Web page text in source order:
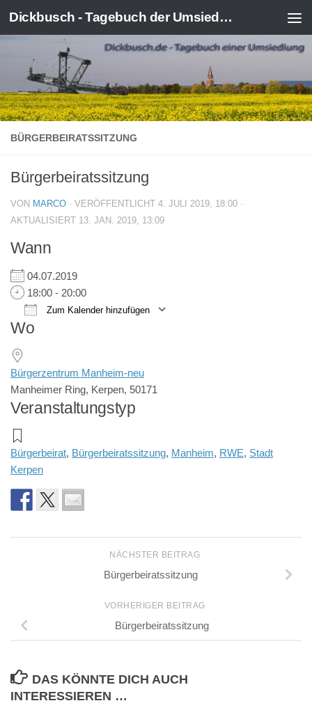
Zum Inhalt springen Dickbusch - Tagebuch der Umsiedlung von Kerpen-Manheim
BÜRGERBEIRATSSITZUNG
Bürgerbeiratssitzung
VON MARCO · VERÖFFENTLICHT 4. JULI 2019, 18:00 ·
AKTUALISIERT 13. JAN. 2019, 13:09
Wann
04.07.2019
18:00 - 20:00
Zum Kalender hinzufügen
Wo
Bürgerzentrum Manheim-neu
Manheimer Ring, Kerpen, 50171
Veranstaltungstyp
Bürgerbeirat, Bürgerbeiratssitzung, Manheim, RWE, Stadt
Kerpen
NÄCHSTER BEITRAG
Bürgerbeiratssitzung
VORHERIGER BEITRAG
Bürgerbeiratssitzung
DAS KÖNNTE DICH AUCH
INTERESSIEREN …